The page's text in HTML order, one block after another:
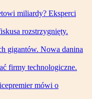
miliardy? Eksperci
rozstrzygnięty.
gigantów. Nowa danina
firmy technologiczne.
mówi o